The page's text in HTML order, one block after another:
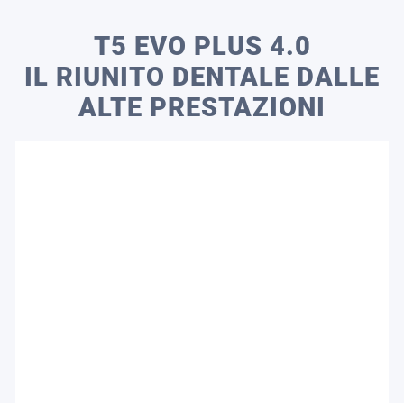
T5 EVO PLUS 4.0
IL RIUNITO DENTALE DALLE
ALTE PRESTAZIONI